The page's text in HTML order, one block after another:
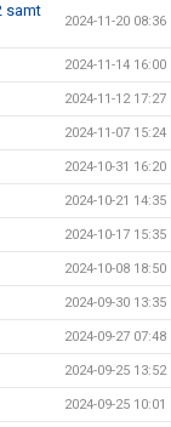
samt
2024-11-20 08:36
2024-11-14 16:00
2024-11-12 17:27
2024-11-07 15:24
2024-10-31 16:20
2024-10-21 14:35
2024-10-17 15:35
2024-10-08 18:50
2024-09-30 13:35
2024-09-27 07:48
2024-09-25 13:52
2024-09-25 10:01